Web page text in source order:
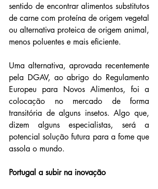
sentido de encontrar alimentos substitutos
de carne com proteína de origem vegetal
ou alternativa proteica de origem animal,
menos poluentes e mais eficiente.
Uma alternativa, aprovada recentemente
pela DGAV, ao abrigo do Regulamento
Europeu para Novos Alimentos, foi a
colocação no mercado de forma
transitória de alguns insetos. Algo que,
dizem alguns especialistas, será a
potencial solução futura para a fome que
assola o mundo.
Portugal a subir na inovação